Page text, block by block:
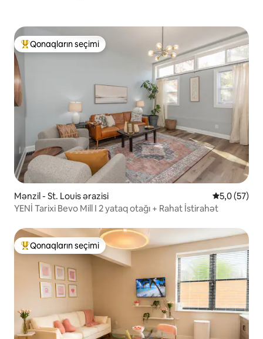
Populyar "Qonaqların seçimi"
Qonaqların seçimi
Mənzil - St. Louis ərazisi Ortalama
5,0 (57)
YENİ Tarixi Bevo Mill I 2 yataq otağı + Rahat İstirahət
Populyar "Qonaqların seçimi"
Qonaqların seçimi